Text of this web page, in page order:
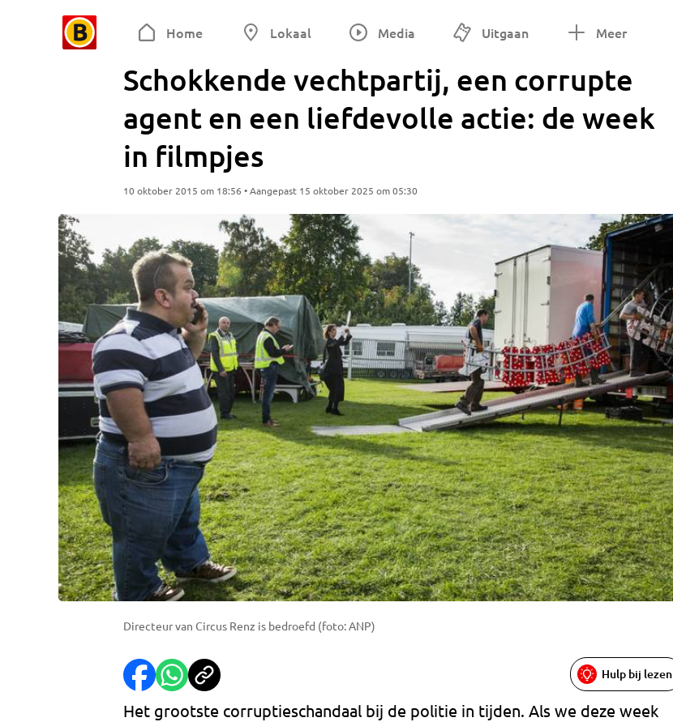
Home Lokaal Media Uitgaan Meer
Schokkende vechtpartij, een corrupte
agent en een liefdevolle actie: de week
in filmpjes
10 oktober 2015 om 18:56 • Aangepast 15 oktober 2025 om 05:30
Directeur van Circus Renz is bedroefd (foto: ANP)
Hulp bij lezen
Het grootste corruptieschandaal bij de politie in tijden. Als we deze week